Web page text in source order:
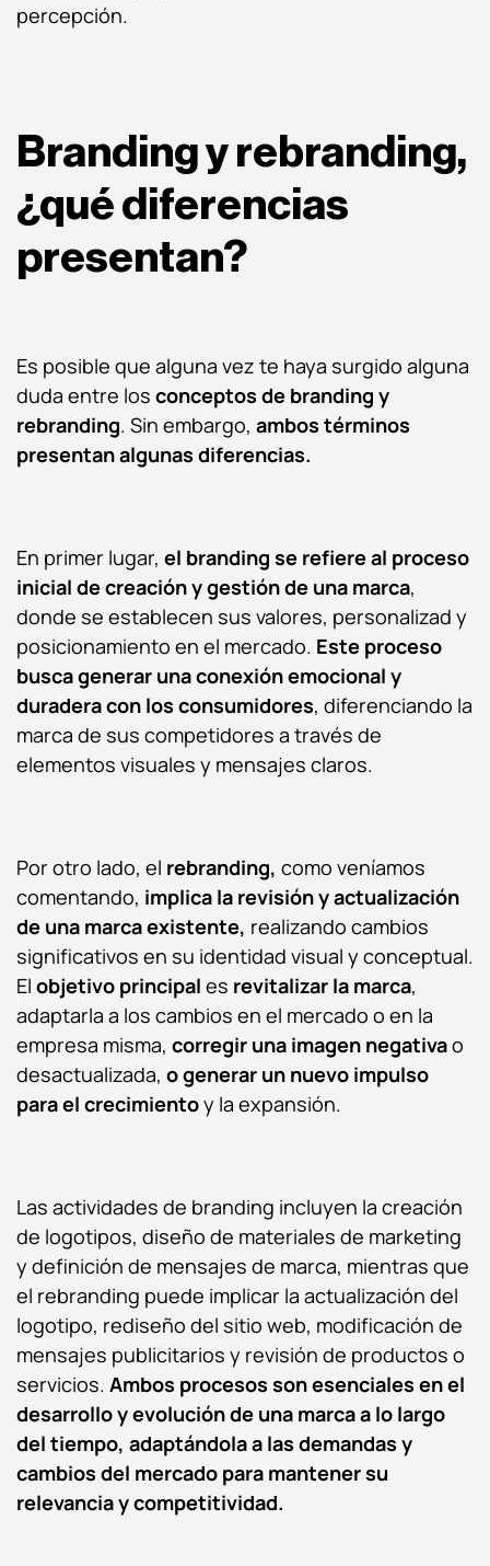
percepción.
Branding y rebranding,
¿qué diferencias
presentan?
Es posible que alguna vez te haya surgido alguna
duda entre los conceptos de branding y
rebranding. Sin embargo, ambos términos
presentan algunas diferencias.
En primer lugar, el branding se refiere al proceso
inicial de creación y gestión de una marca,
donde se establecen sus valores, personalizad y
posicionamiento en el mercado. Este proceso
busca generar una conexión emocional y
duradera con los consumidores, diferenciando la
marca de sus competidores a través de
elementos visuales y mensajes claros.
Por otro lado, el rebranding, como veníamos
comentando, implica la revisión y actualización
de una marca existente, realizando cambios
significativos en su identidad visual y conceptual.
El objetivo principal es revitalizar la marca,
adaptarla a los cambios en el mercado o en la
empresa misma, corregir una imagen negativao
desactualizada, o generar un nuevo impulso
para el crecimientoy la expansión.
Las actividades de branding incluyen la creación
de logotipos, diseño de materiales de marketing
y definición de mensajes de marca, mientras que
el rebranding puede implicar la actualización del
logotipo, rediseño del sitio web, modificación de
mensajes publicitarios y revisión de productos o
servicios. Ambos procesos son esenciales en el
desarrollo y evolución de una marca a lo largo
del tiempo, adaptándola a las demandas y
cambios del mercado para mantener su
relevancia y competitividad.